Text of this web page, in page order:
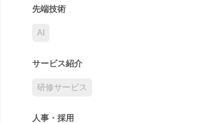
先端技術
AI
サービス紹介
研修サービス
人事・採用